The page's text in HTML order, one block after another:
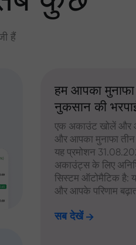
हैं
हम आपका
नुकसान की
एक अकाउंट खोलें और
और आपका मुनाफा तीन
यह प्रमोशन
अकाउंट्स के लिए
सिस्टम ऑटोमैटिक है:
और आपके परिणाम
सब देखें